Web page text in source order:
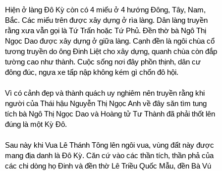
Hiện ở làng Đô Kỳ còn có 4 miếu ở 4 hướng Đông, Tây, Nam,
Bắc. Các miếu trên được xây dựng ở rìa làng. Dân làng truyền
rằng xưa vẫn gọi là Tứ Trấn hoặc Tứ Phủ. Đền thờ bà Ngô Thị
Ngọc Dao được xây dựng ở giữa làng. Cạnh đền là ngôi chùa cổ
tương truyền do ông Đinh Liệt cho xây dựng, quanh chùa còn đắp
tường cao như thành. Cuộc sống nơi đây phồn thịnh, dân cư
đông đúc, ngựa xe tấp nập không kém gì chốn đô hội.
Vì có cảnh đẹp và thành quách uy nghiêm nên truyền rằng khi
người của Thái hậu Nguyễn Thị Ngọc Anh về đây săn tìm tung
tích bà Ngô Thị Ngọc Dao và Hoàng tử Tư Thành đã phải thốt lên
đúng là một Kỳ Đô.
Sau này khi Vua Lê Thánh Tông lên ngôi vua, vùng đất này được
mang địa danh là Đô Kỳ. Căn cứ vào các thần tích, thần phả của
các chi dòng họ Đinh và đền thờ Lê Triều Quốc Mẫu, đền Bà Vú